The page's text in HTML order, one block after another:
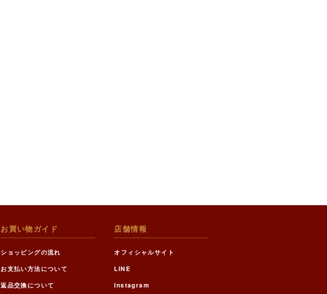
お買い物ガイド
ショッピングの流れ
お支払い方法について
返品交換について
店舗情報
オフィシャルサイト
LINE
Instagram